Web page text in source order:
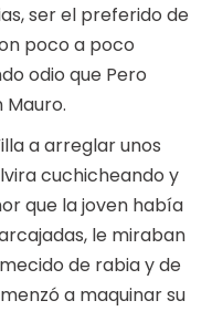
ser el preferido de
poco a poco
odio que Pero
Mauro.
a arreglar unos
cuchicheando y
que la joven había
le miraban
de rabia y de
a maquinar su